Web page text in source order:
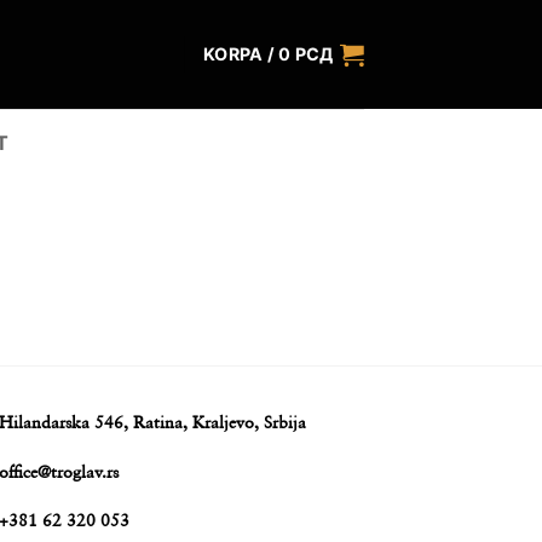
KORPA /0 РСД
Hilandarska 546, Ratina, Kraljevo, Srbija
office@troglav.rs
+381 62 320 053